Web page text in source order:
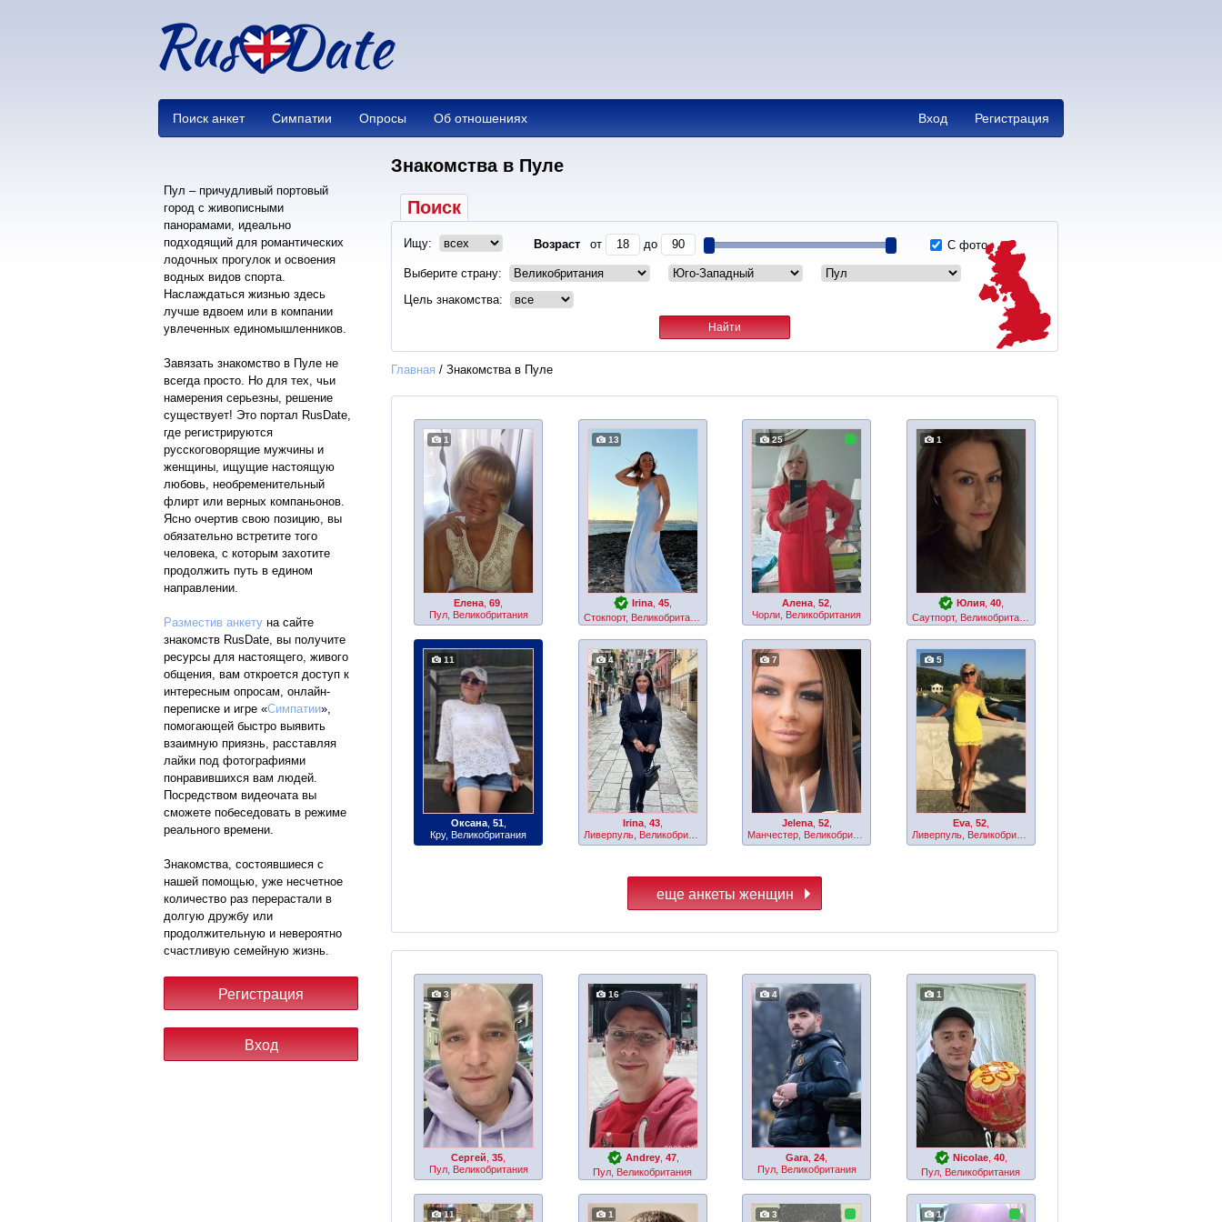
Поиск анкет Симпатии Опросы Об отношениях Регистрация
Вход
Пул – причудливый портовый
город с живописными
панорамами, идеально
подходящий для романтических
лодочных прогулок и освоения
водных видов спорта.
Наслаждаться жизнью здесь
лучше вдвоем или в компании
увлеченных единомышленников.
Завязать знакомство в Пуле не
всегда просто. Но для тех, чьи
намерения серьезны, решение
существует! Это портал RusDate,
где регистрируются
русскоговорящие мужчины и
женщины, ищущие настоящую
любовь, необременительный
флирт или верных компаньонов.
Ясно очертив свою позицию, вы
обязательно встретите того
человека, с которым захотите
продолжить путь в едином
направлении.
Разместив анкету на сайте
знакомств RusDate, вы получите
ресурсы для настоящего, живого
общения, вам откроется доступ к
интересным опросам, онлайн-
переписке и игре «Симпатии»,
помогающей быстро выявить
взаимную приязнь, расставляя
лайки под фотографиями
понравившихся вам людей.
Посредством видеочата вы
сможете побеседовать в режиме
реального времени.
Знакомства, состоявшиеся с
нашей помощью, уже несчетное
количество раз перерастали в
долгую дружбу или
продолжительную и невероятно
счастливую семейную жизнь.
Знакомства в Пуле
Поиск
Ищу: Возраст от до С фото
Выберите страну:
Цель знакомства:
Главная / Знакомства в Пуле
1
Елена ,69
Пул, Великобритания
13
Irina ,45
Стокпорт, Великобритания
25
Алена, 52,
Чорли, Великобритания
1
Юлия ,40
Саутпорт, Великобритания
11
Оксана, 51,
Кру, Великобритания
4
Irina, 43,
Ливерпуль, Великобритания
7
Jelena, 52,
5
Eva, 52,
Ливерпуль, Великобритания
3
Сергей ,35
Пул, Великобритания
16
Andrey, 47,
Пул, Великобритания
4
Gara ,24
Пул, Великобритания
1
Nicolae ,40
Пул, Великобритания
11 1 3 1